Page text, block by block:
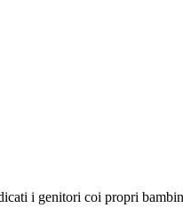
i genitori coi propri